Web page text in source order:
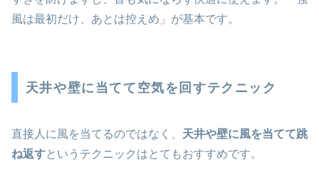
風は最初だけ、あとは控えめ」が基本です。
天井や壁に当てて空気を回すテクニック
直接人に風を当てるのではなく、 天井や壁に風を当てて跳
ね返すというテクニックはとてもおすすめです。